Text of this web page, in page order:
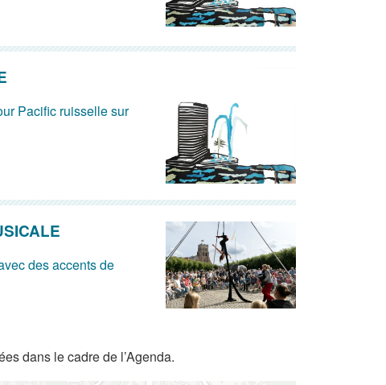
Pacific ruisselle sur
des accents de
dans le cadre de l’Agenda.